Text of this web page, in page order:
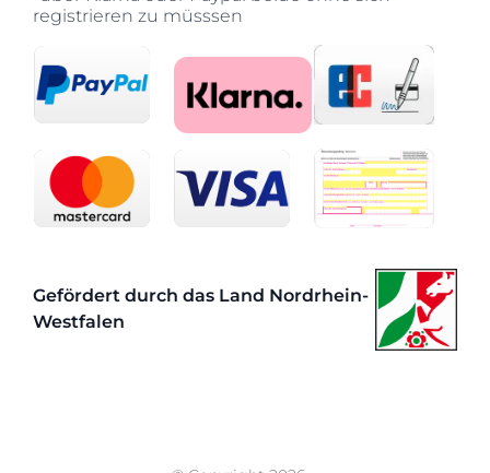
registrieren zu müsssen
Gefördert durch das Land Nordrhein-
Westfalen